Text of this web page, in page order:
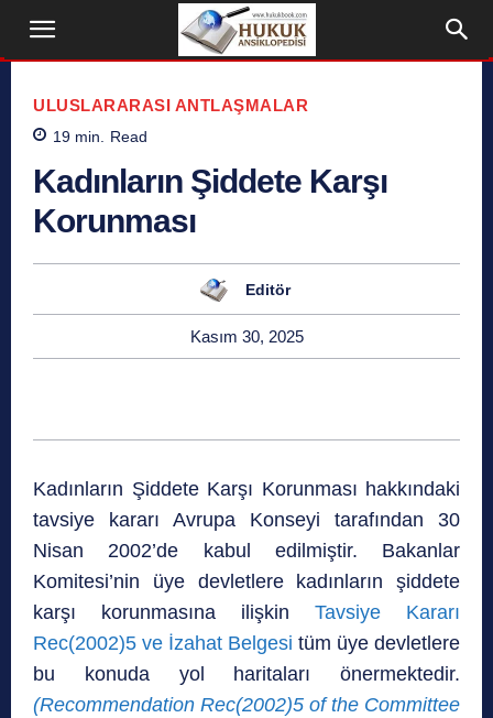
ULUSLARARASI ANTLAŞMALAR
19 min. Read
Kadınların Şiddete Karşı
Korunması
Editör
Kasım 30, 2025
Kadınların Şiddete Karşı Korunması hakkındaki
tavsiye kararı Avrupa Konseyi tarafından 30
Nisan 2002’de kabul edilmiştir. Bakanlar
Komitesi’nin üye devletlere kadınların şiddete
karşı korunmasına ilişkin Tavsiye Kararı
Rec(2002)5 ve İzahat Belgesi tüm üye devletlere
bu konuda yol haritaları önermektedir.
(Recommendation Rec(2002)5 of the Committee